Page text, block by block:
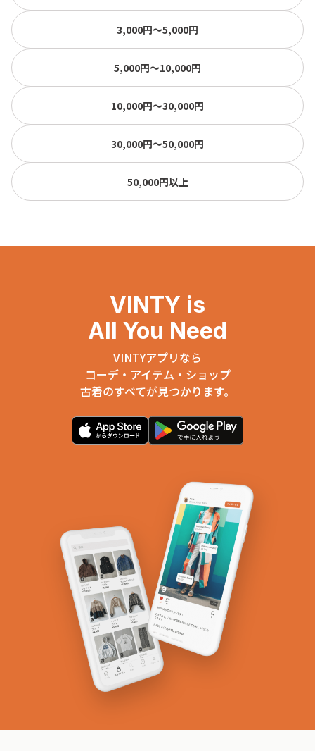
3,000円〜5,000円
5,000円〜10,000円
10,000円〜30,000円
30,000円〜50,000円
50,000円以上
VINTY is
All You Need
VINTYアプリなら
コーデ・アイテム・ショップ
古着のすべてが見つかります。